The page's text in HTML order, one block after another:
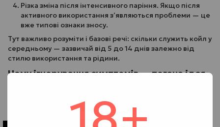
Різка зміна після інтенсивного паріння. Якщо після
активного використання з’являються проблеми — це
вже типові ознаки зносу.
Тут важливо розуміти і базові речі: скільки служить койл у
середньому — зазвичай від 5 до 14 днів залежно від
стилю використання та рідини.
Чому ігнорування симптомів — погана ідея
Причина проста — здається, що “ще трохи можна”.